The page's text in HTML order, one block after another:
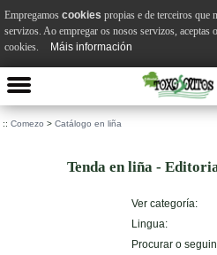
:: Comezo > Catálogo en liña
Tenda en liña -
Ver categoría:
Lingua:
Procurar o
Empregamos cookies propias e de terceiros que
servizos. Ao empregar os nosos servizos, aceptas
cookies.
Máis información